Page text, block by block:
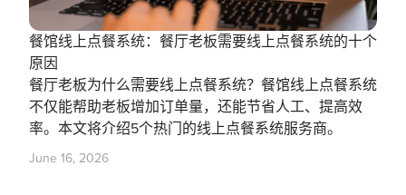
餐馆线上点餐系统：餐厅老板需要线上点餐系统的十个
原因
餐厅老板为什么需要线上点餐系统？餐馆线上点餐系统
不仅能帮助老板增加订单量，还能节省人工、提高效
率。本文将介绍5个热门的线上点餐系统服务商。
June 16, 2026